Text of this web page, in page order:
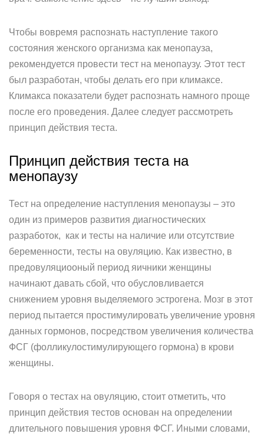
Чтобы вовремя распознать наступление такого
состояния женского организма как менопауза,
рекомендуется провести тест на менопаузу. Этот тест
был разработан, чтобы делать его при климаксе.
Климакса показатели будет распознать намного проще
после его проведения. Далее следует рассмотреть
принцип действия теста.
Принцип действия теста на
менопаузу
Тест на определение наступления менопаузы – это
один из примеров развития диагностических
разработок, как и тесты на наличие или отсутствие
беременности, тесты на овуляцию. Как известно, в
предовуляциооный период яичники женщины
начинают давать сбой, что обусловливается
снижением уровня выделяемого эстрогена. Мозг в этот
период пытается простимулировать увеличение уровня
данных гормонов, посредством увеличения количества
ФСГ (фолликулостимулирующего гормона) в крови
женщины.
Говоря о тестах на овуляцию, стоит отметить, что
принцип действия тестов основан на определении
длительного повышения уровня ФСГ. Иными словами,